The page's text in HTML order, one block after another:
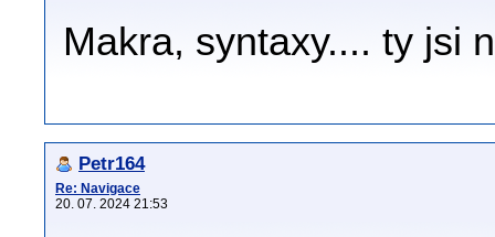
Makra, syntaxy.... ty jsi
Petr164
Re: Navigace
20. 07. 2024 21:53